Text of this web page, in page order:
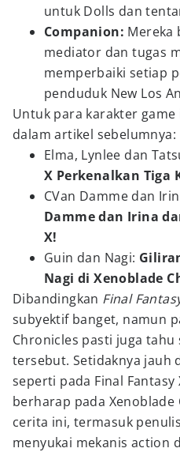
untuk Dolls dan
Companion: Mereka
mediator dan tugas
memperbaiki setiap
penduduk New Los
Untuk para karakter
dalam artikel sebelumnya:
Elma, Lynlee dan
X Perkenalkan Tiga
CVan Damme dan
Damme dan Irina
X!
Guin dan Nagi:
Nagi di Xenoblade
Dibandingkan Final
subyektif banget, namun
Chronicles pasti juga
tersebut. Setidaknya jauh
seperti pada Final Fantasy
berharap pada Xenoblade
cerita ini, termasuk
menyukai mekanis action